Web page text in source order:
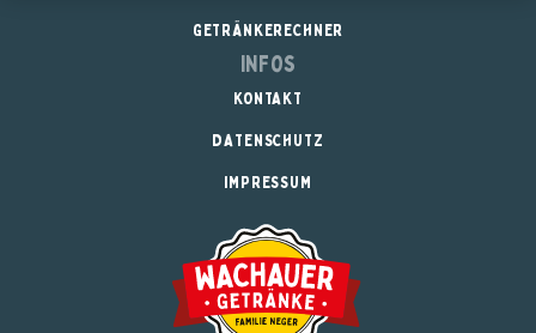
GETRÄNKERECHNER
Infos
KONTAKT
DATENSCHUTZ
IMPRESSUM